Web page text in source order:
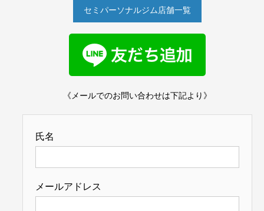
セミパーソナルジム店舗一覧
《メールでのお問い合わせは下記より》
氏名
メールアドレス